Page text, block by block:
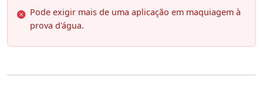
Pode exigir mais de uma aplicação em maquiagem à
prova d'água.